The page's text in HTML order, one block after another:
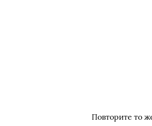
Повторите то